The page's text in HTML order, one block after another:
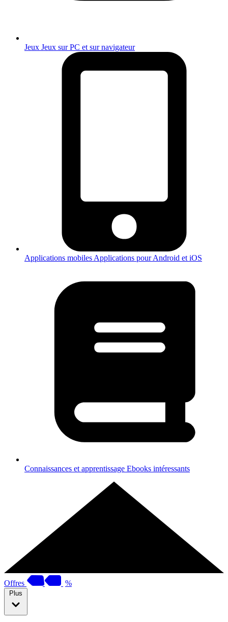
Jeux Jeux sur PC et sur navigateur
Applications mobiles Applications pour Android et iOS
Connaissances et apprentissage Ebooks intéressants
Offres %
Plus